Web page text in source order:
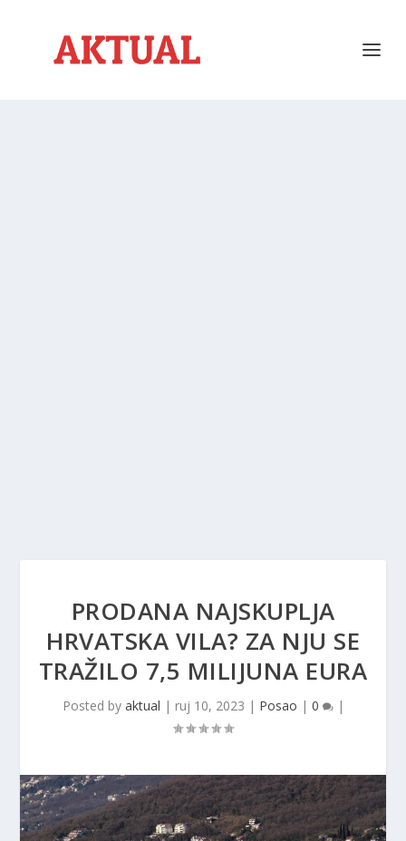
PRODANA NAJSKUPLJA
HRVATSKA VILA? ZA NJU SE
TRAŽILO 7,5 MILIJUNA EURA
Posted by aktual | ruj 10, 2023 | Posao | 0 |